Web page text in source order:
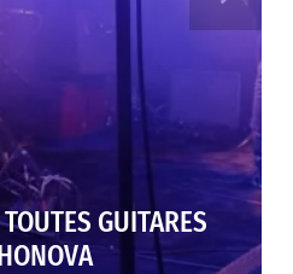
GUITARES